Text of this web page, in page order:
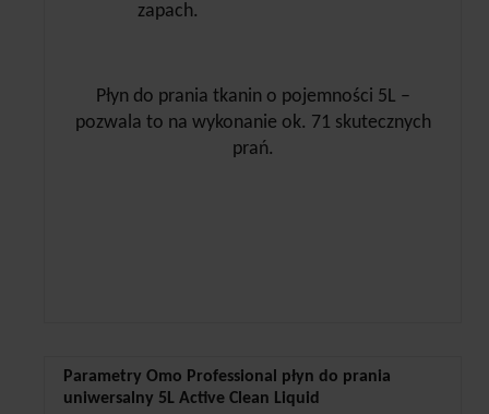
zapach.
Płyn do prania tkanin o pojemności 5L –
pozwala to na wykonanie ok. 71 skutecznych
prań.
Parametry Omo Professional płyn do prania
uniwersalny 5L Active Clean Liquid